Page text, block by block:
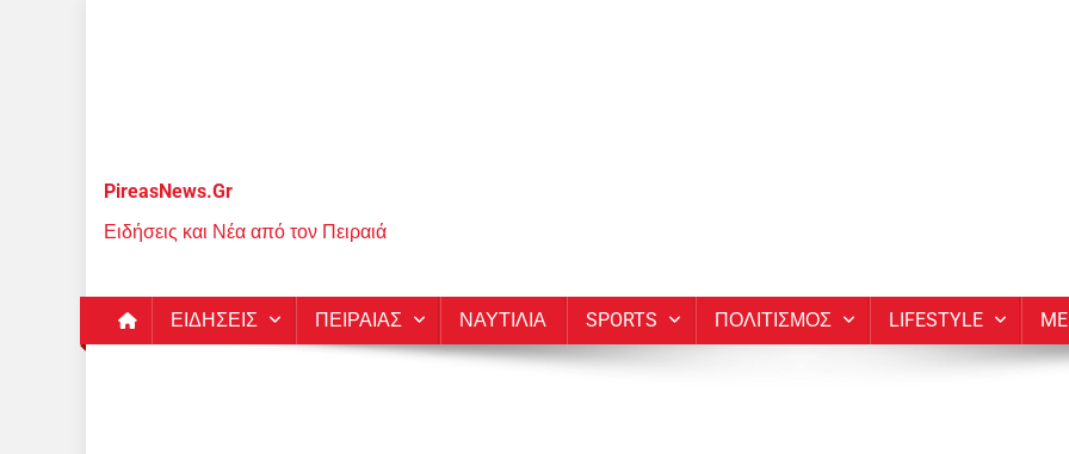
PireasNews.Gr
Ειδήσεις και Νέα από τον Πειραιά
ΕΙΔΗΣΕΙΣ ΠΕΙΡΑΙΑΣ ΝΑΥΤΙΛΙΑ SPORTS ΠΟΛΙΤΙΣΜΟΣ LIFESTYLE